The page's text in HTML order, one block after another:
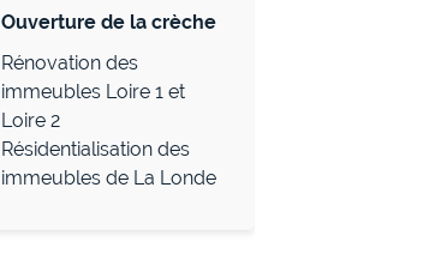
Ouverture de la crèche
Rénovation des
immeubles Loire 1 et
Loire 2
Résidentialisation des
immeubles de La Londe